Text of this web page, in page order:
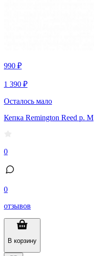
990 ₽
1 390 ₽
Осталось мало
Кепка Remington Reed р. M
0
0
отзывов
В корзину